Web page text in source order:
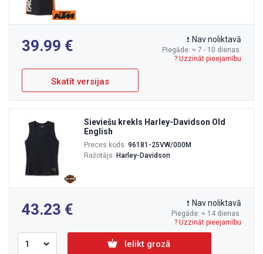
39.99 Piegāde: ≈ 7 - 10 dienas
Nav noliktavā
? Uzzināt pieejamību
Skatīt versijas
Sieviešu krekls Harley-Davidson Old
English
Preces kods: 96181-25VW/000M
Ražotājs: Harley-Davidson
43.23 Piegāde: ≈ 14 dienas
Nav noliktavā
? Uzzināt pieejamību
Ielikt grozā